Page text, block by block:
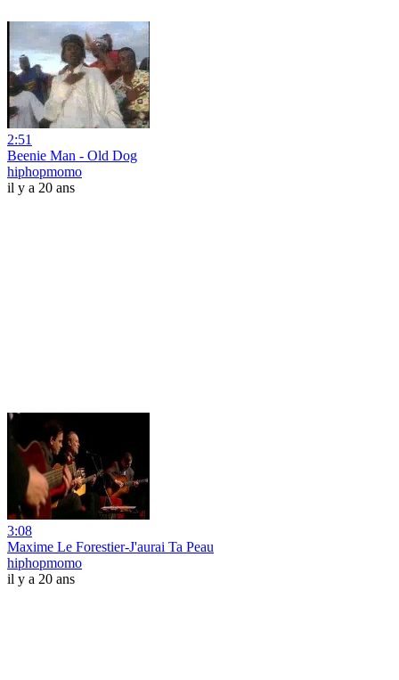
2:51
Beenie Man - Old Dog
hiphopmomo
il y a 20 ans
3:08
Maxime Le Forestier-J'aurai Ta Peau
hiphopmomo
il y a 20 ans